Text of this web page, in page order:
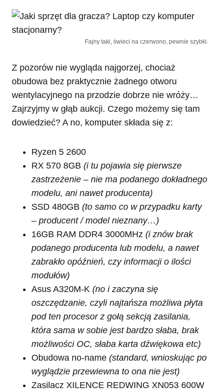
Fajny taki, świeci na czerwono, pewnie szybki.
Z pozorów nie wygląda najgorzej, chociaż
obudowa bez praktycznie żadnego otworu
wentylacyjnego na przodzie dobrze nie wróży…
Zajrzyjmy w głąb aukcji. Czego możemy się tam
dowiedzieć? A no, komputer składa się z:
Ryzen 5 2600
RX 570 8GB (i tu pojawia się pierwsze
zastrzeżenie – nie ma podanego dokładnego
modelu, ani nawet producenta)
SSD 480GB (to samo co w przypadku karty
– producent / model nieznany…)
16GB RAM DDR4 3000MHz (i znów brak
podanego producenta lub modelu, a nawet
zabrakło opóźnień, czy informacji o ilości
modułów)
Asus A320M-K (no i zaczyna się
oszczędzanie, czyli najtańsza możliwa płyta
pod ten procesor z gołą sekcją zasilania,
która sama w sobie jest bardzo słaba, brak
możliwości OC, słaba karta dźwiękowa etc)
Obudowa no-name (standard, wnioskując po
wyglądzie przewiewna to ona nie jest)
Zasilacz XILENCE REDWING XN053 600W